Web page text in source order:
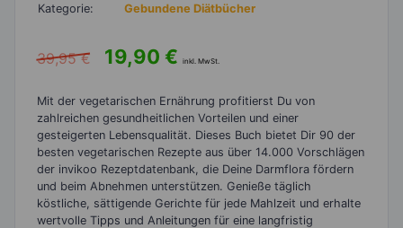
Kategorie:
Gebundene Diätbücher
39,95€ 19,90 € inkl. MwSt.
Mit der vegetarischen Ernährung profitierst Du von
zahlreichen gesundheitlichen Vorteilen und einer
gesteigerten Lebensqualität. Dieses Buch bietet Dir 90 der
besten vegetarischen Rezepte aus über 14.000 Vorschlägen
der invikoo Rezeptdatenbank, die Deine Darmflora fördern
und beim Abnehmen unterstützen. Genieße täglich
köstliche, sättigende Gerichte für jede Mahlzeit und erhalte
wertvolle Tipps und Anleitungen für eine langfristig